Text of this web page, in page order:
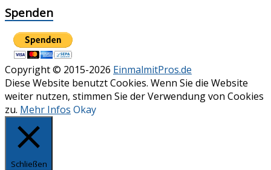
Spenden
Copyright © 2015-2026 EinmalmitPros.de
Diese Website benutzt Cookies. Wenn Sie die Website
weiter nutzen, stimmen Sie der Verwendung von Cookies
zu. Mehr Infos Okay
Schließen